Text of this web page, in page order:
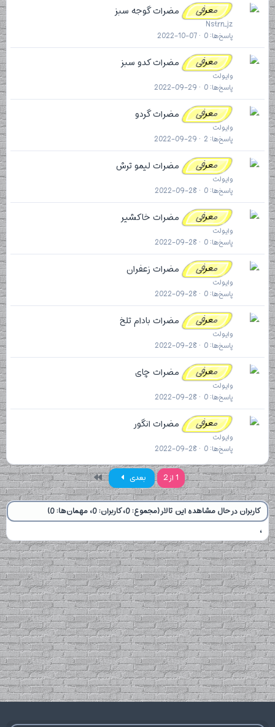
معرفی مضرات گوجه سبز
Nstrn_jz
پاسخ‌ها 0
2022-10-07
معرفی مضرات کدو سبز
وایولت
پاسخ‌ها 0
2022-09-29
معرفی مضرات گردو
وایولت
پاسخ‌ها 2
2022-09-29
معرفی مضرات لیمو ترش
وایولت
پاسخ‌ها 0
2022-09-28
معرفی مضرات خاکشیر
وایولت
پاسخ‌ها 0
2022-09-28
معرفی مضرات زعفران
وایولت
پاسخ‌ها 0
2022-09-28
معرفی مضرات بادام تلخ
وایولت
پاسخ‌ها 0
2022-09-28
معرفی مضرات چای
وایولت
پاسخ‌ها 0
2022-09-28
معرفی مضرات انگور
وایولت
پاسخ‌ها 0
2022-09-28
1 از 2 بعدی آخر
کاربران در حال مشاهده این تالار (مجموع: 0، کاربران: 0، مهمان‌ها: 0)